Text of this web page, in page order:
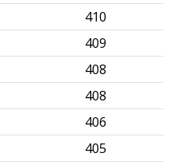
410
409
408
408
406
405